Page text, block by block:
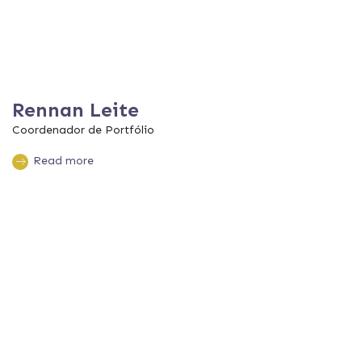
Rennan Leite
Coordenador de Portfólio
Read more